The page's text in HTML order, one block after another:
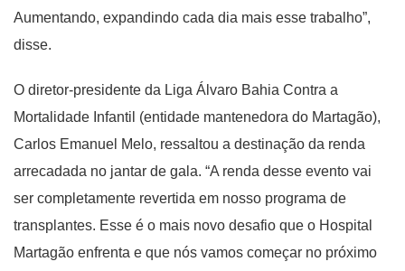
Aumentando, expandindo cada dia mais esse trabalho”,
disse.
O diretor-presidente da Liga Álvaro Bahia Contra a
Mortalidade Infantil (entidade mantenedora do Martagão),
Carlos Emanuel Melo, ressaltou a destinação da renda
arrecadada no jantar de gala. “A renda desse evento vai
ser completamente revertida em nosso programa de
transplantes. Esse é o mais novo desafio que o Hospital
Martagão enfrenta e que nós vamos começar no próximo